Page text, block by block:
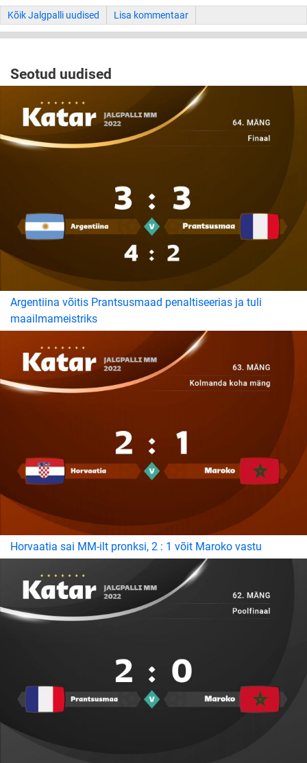
Kõik Jalgpalli uudised Lisa kommentaar
Seotud uudised
Argentiina võitis Prantsusmaad penaltiseerias ja tuli
maailmameistriks
Horvaatia sai MM-ilt pronksi, 2 : 1 võit Maroko vastu